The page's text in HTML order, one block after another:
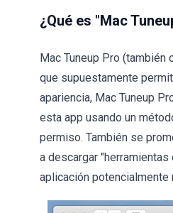
¿Qué es "Mac
Mac Tuneup Pro (también
que supuestamente
apariencia, Mac Tuneup
esta app usando un
permiso. También se
a descargar
aplicación potencialmente